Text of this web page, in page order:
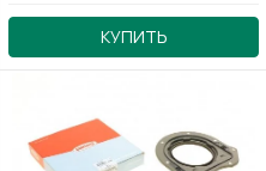
КУПИТЬ